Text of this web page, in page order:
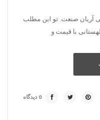
آریان صنعت. تو این مطلب
با قیمت و
0 دیدگاه